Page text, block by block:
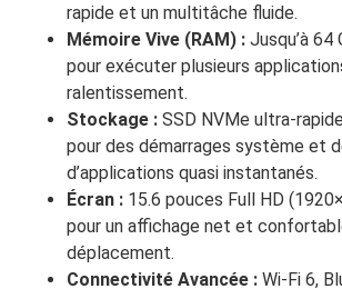
rapide et un multitâche fluide.
Mémoire Vive (RAM) : Jusqu’à 64
pour exécuter plusieurs
ralentissement.
Stockage : SSD NVMe ultra-
pour des démarrages système et
d’applications quasi instantanés.
Écran : 15.6 pouces Full HD
pour un affichage net et
déplacement.
Connectivité Avancée : Wi-Fi 6,